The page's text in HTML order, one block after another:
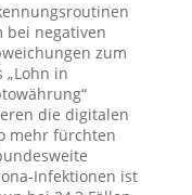
bei negativen
zum
in
die digitalen
mehr fürchten
Infektionen ist